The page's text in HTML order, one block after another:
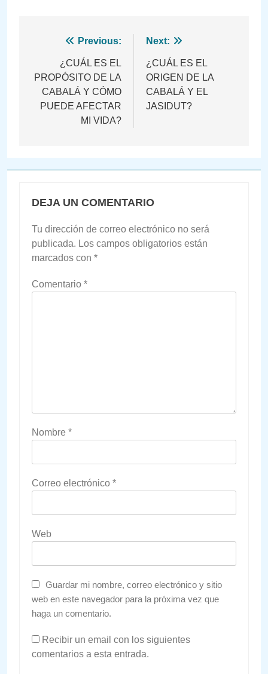
Navegación
entradas
Previous:
¿CUÁL ES EL
PROPÓSITO DE LA
CABALÁ Y CÓMO
PUEDE AFECTAR
MI VIDA?
Next:
¿CUÁL ES EL
ORIGEN DE LA
CABALÁ Y EL
JASIDUT?
DEJA UN COMENTARIO
Tu dirección de correo electrónico no será
publicada. Los campos obligatorios están
marcados con *
Comentario *
Nombre *
Correo electrónico *
Web
Guardar mi nombre, correo electrónico y sitio
web en este navegador para la próxima vez que
haga un comentario.
Recibir un email con los siguientes
comentarios a esta entrada.